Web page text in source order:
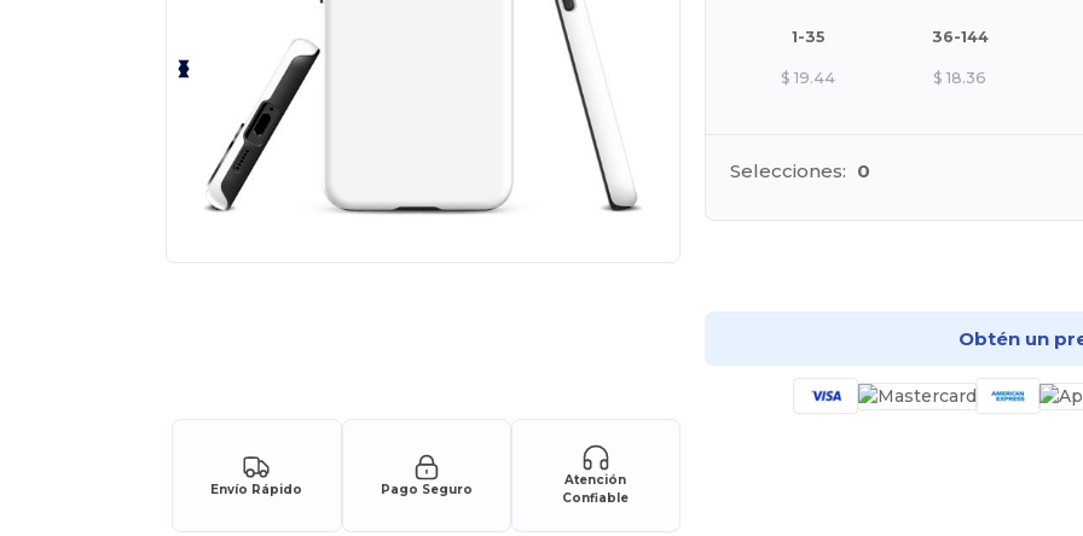
Envío Rápido Pago Seguro
Atención
Confiable
1-35 36-144
$ 19.44 $ 18.36
Selecciones: 0
Obtén un